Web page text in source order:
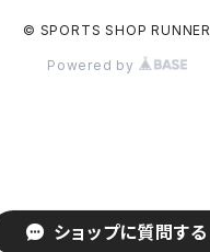
ショップに質問する
クス）
© SPORTS SHOP RUNNER
Powered by